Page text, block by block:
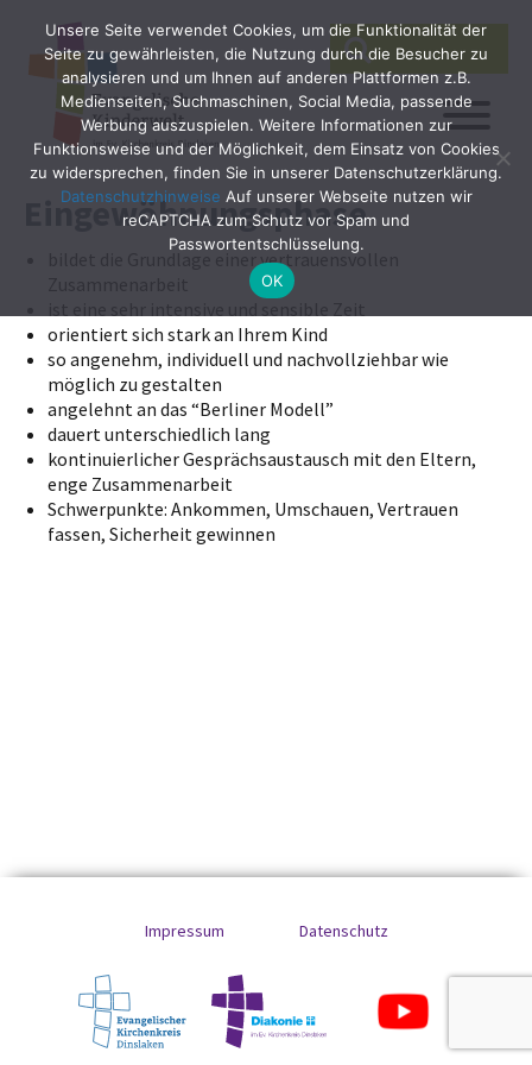
Search
for:
SEARCH
Eingewöhnungsphase
bildet die Grundlage einer vertrauensvollen
orientiert sich stark an Ihrem Kind
so angenehm, individuell und nachvollziehbar wie
möglich zu gestalten
angelehnt an das “Berliner Modell”
dauert unterschiedlich lang
kontinuierlicher Gesprächsaustausch mit den Eltern,
enge Zusammenarbeit
Schwerpunkte: Ankommen, Umschauen, Vertrauen
fassen, Sicherheit gewinnen
Impressum Datenschutz
Unsere Seite verwendet Cookies, um die Funktionalität der
Seite zu gewährleisten, die Nutzung durch die Besucher zu
analysieren und um Ihnen auf anderen Plattformen z.B.
Medienseiten, Suchmaschinen, Social Media, passende
Werbung auszuspielen. Weitere Informationen zur
Funktionsweise und der Möglichkeit, dem Einsatz von Cookies
zu widersprechen, finden Sie in unserer Datenschutzerklärung.
Datenschutzhinweise Auf unserer Webseite nutzen wir
reCAPTCHA zum Schutz vor Spam und
Passwortentschlüsselung.
OK